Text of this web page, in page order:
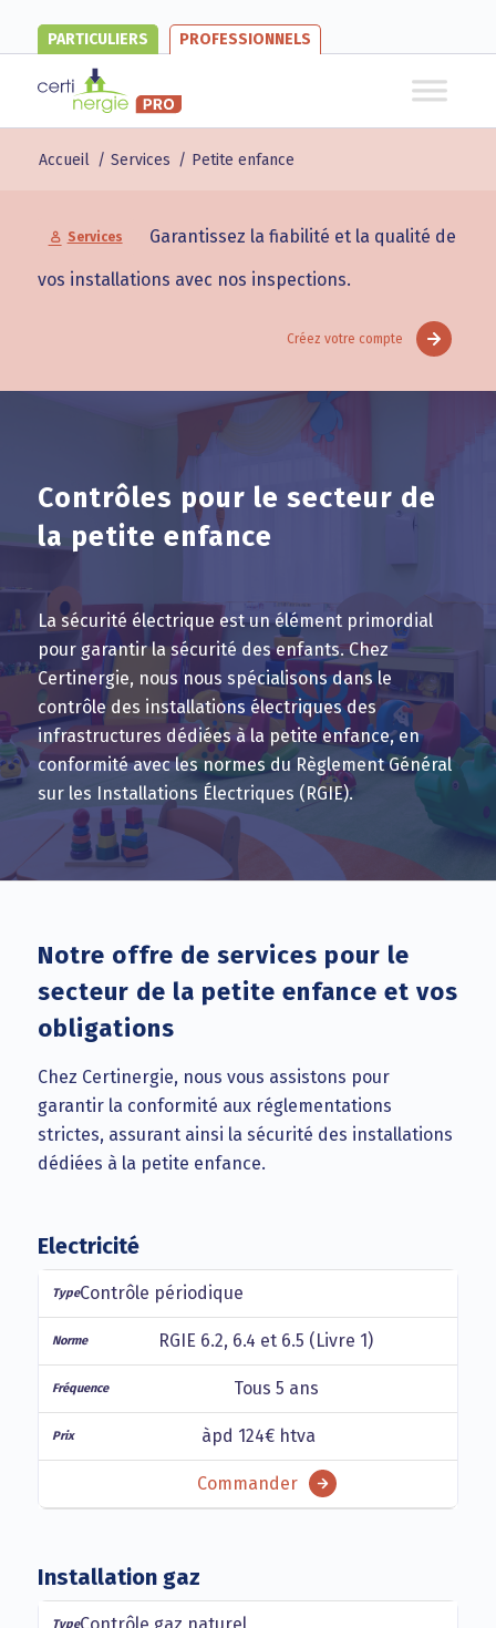
PARTICULIERS PROFESSIONNELS
Accueil / Services / Petite enfance
Services Garantissez la fiabilité et la qualité de
vos installations avec nos inspections.
Créez votre compte
Contrôles pour le secteur de
la petite enfance
La sécurité électrique est un élément primordial
pour garantir la sécurité des enfants. Chez
Certinergie, nous nous spécialisons dans le
contrôle des installations électriques des
infrastructures dédiées à la petite enfance, en
conformité avec les normes du Règlement Général
sur les Installations Électriques (RGIE).
Notre offre de services pour le
secteur de la petite enfance et vos
obligations
Chez Certinergie, nous vous assistons pour
garantir la conformité aux réglementations
strictes, assurant ainsi la sécurité des installations
dédiées à la petite enfance.
Electricité
Contrôle périodique
RGIE 6.2, 6.4 et 6.5 (Livre 1)
Tous 5 ans
àpd 124€ htva
Commander
Installation gaz